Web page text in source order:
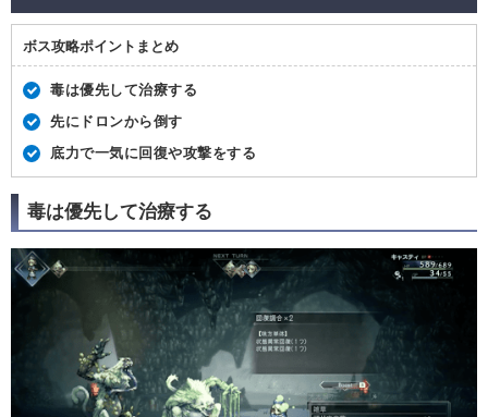
ボス攻略ポイントまとめ
毒は優先して治療する
先にドロンから倒す
底力で一気に回復や攻撃をする
毒は優先して治療する